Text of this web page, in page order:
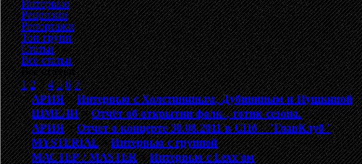
Интервью
Рецензии
Репортажи
Топ групп
Статьи»
Все статьи
Все статьи
1 2 3 4 5 6 7
АРИЯ>Интервью с Холстининым, Дубининым и Пушкиной
ШМЕЛИ>Отчёт об открытии фолк-, готик-сезона.
АРИЯ>Отчет о концерте 30.08.2011 в СПб - "ГлавКлуб"
MYSTERIAL>Интервью с группой
МАСТЕР / MASTER>Интервью с Lexx'ом